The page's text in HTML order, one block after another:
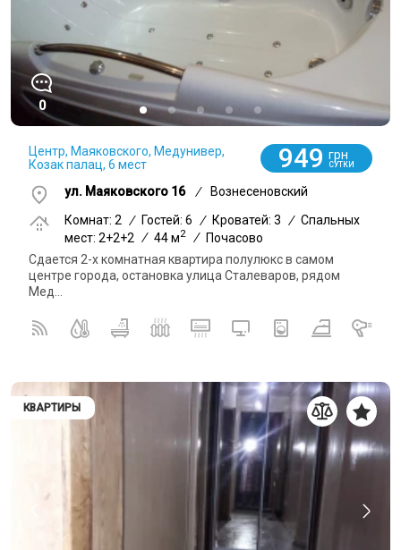
0
Центр, Маяковского, Медунивер,
Козак палац, 6 мест
949 грн
СУТКИ
ул. Маяковского 16 /
Вознесеновский
Комнат: 2
/ Гостей: 6 / Кроватей: 3 / Спальных
мест: 2+2+2 / 44 м2 / Почасово
Сдается 2-х комнатная квартира полулюкс в самом
центре города, остановка улица Сталеваров, рядом
Мед...
КВАРТИРЫ